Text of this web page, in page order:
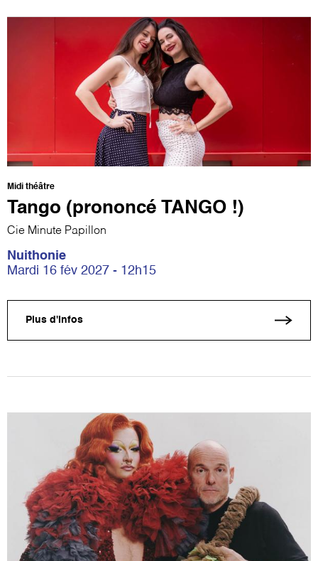
Midi théâtre
Tango (prononcé TANGO !)
Cie Minute Papillon
Nuithonie
Mardi 16 fév 2027 - 12h15
Plus d'infos